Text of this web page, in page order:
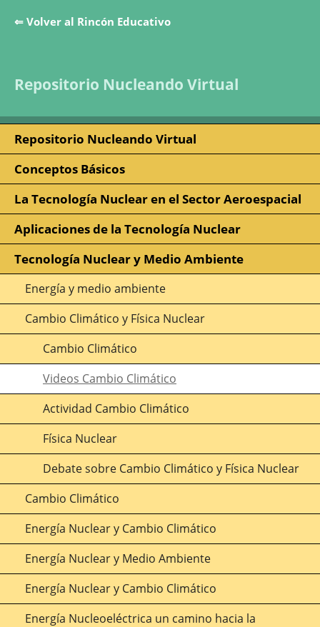
⇐ Volver al Rincón Educativo
Repositorio Nucleando Virtual
Repositorio Nucleando Virtual
Conceptos Básicos
La Tecnología Nuclear en el Sector Aeroespacial
Aplicaciones de la Tecnología Nuclear
Tecnología Nuclear y Medio Ambiente
Energía y medio ambiente
Cambio Climático y Física Nuclear
Cambio Climático
Videos Cambio Climático
Actividad Cambio Climático
Física Nuclear
Debate sobre Cambio Climático y Física Nuclear
Cambio Climático
Energía Nuclear y Cambio Climático
Energía Nuclear y Medio Ambiente
Energía Nuclear y Cambio Climático
Energía Nucleoeléctrica un camino hacia la